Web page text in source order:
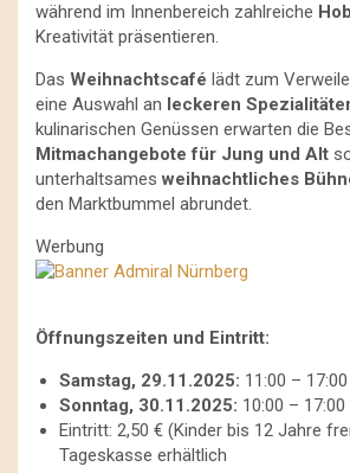
während im Innenbereich zahlreiche
Kreativität präsentieren.
Das Weihnachtscafé lädt zum
eine Auswahl an leckeren
kulinarischen Genüssen erwarten die
Mitmachangebote für Jung und Alt
unterhaltsamesweihnachtliches
den Marktbummel abrundet.
Werbung
Öffnungszeiten und Eintritt:
Samstag, 29.11.2025: 11:00 –
Sonntag, 30.11.2025: 10:00 – 17:00
Eintritt: 2,50 € (Kinder bis 12 Jahre
Tageskasse erhältlich